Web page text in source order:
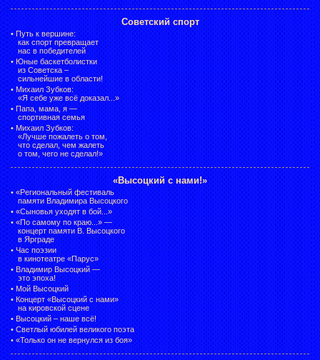
Советский спорт
• Путь к вершине:
как спорт превращает
нас в победителей
• Юные баскетболистки
из Советска –
сильнейшие в области!
• Михаил Зубков:
«Я себе уже всё доказал...»
• Папа, мама, я —
спортивная семья
• Михаил Зубков:
«Лучше пожалеть о том,
что сделал, чем жалеть
о том, чего не сделал!»
«Высоцкий с нами!»
• «Региональный фестиваль
памяти Владимира Высоцкого
• «Сыновья уходят в бой...»
• «По самому по краю...» —
концерт памяти В. Высоцкого
в Ярграде
• Час поэзии
в кинотеатре «Парус»
• Владимир Высоцкий —
это эпоха!
• Мой Высоцкий
• Концерт «Высоцкий с нами»
на кировской сцене
• Высоцкий – наше всё!
• Светлый юбилей великого поэта
• «Только он не вернулся из боя»